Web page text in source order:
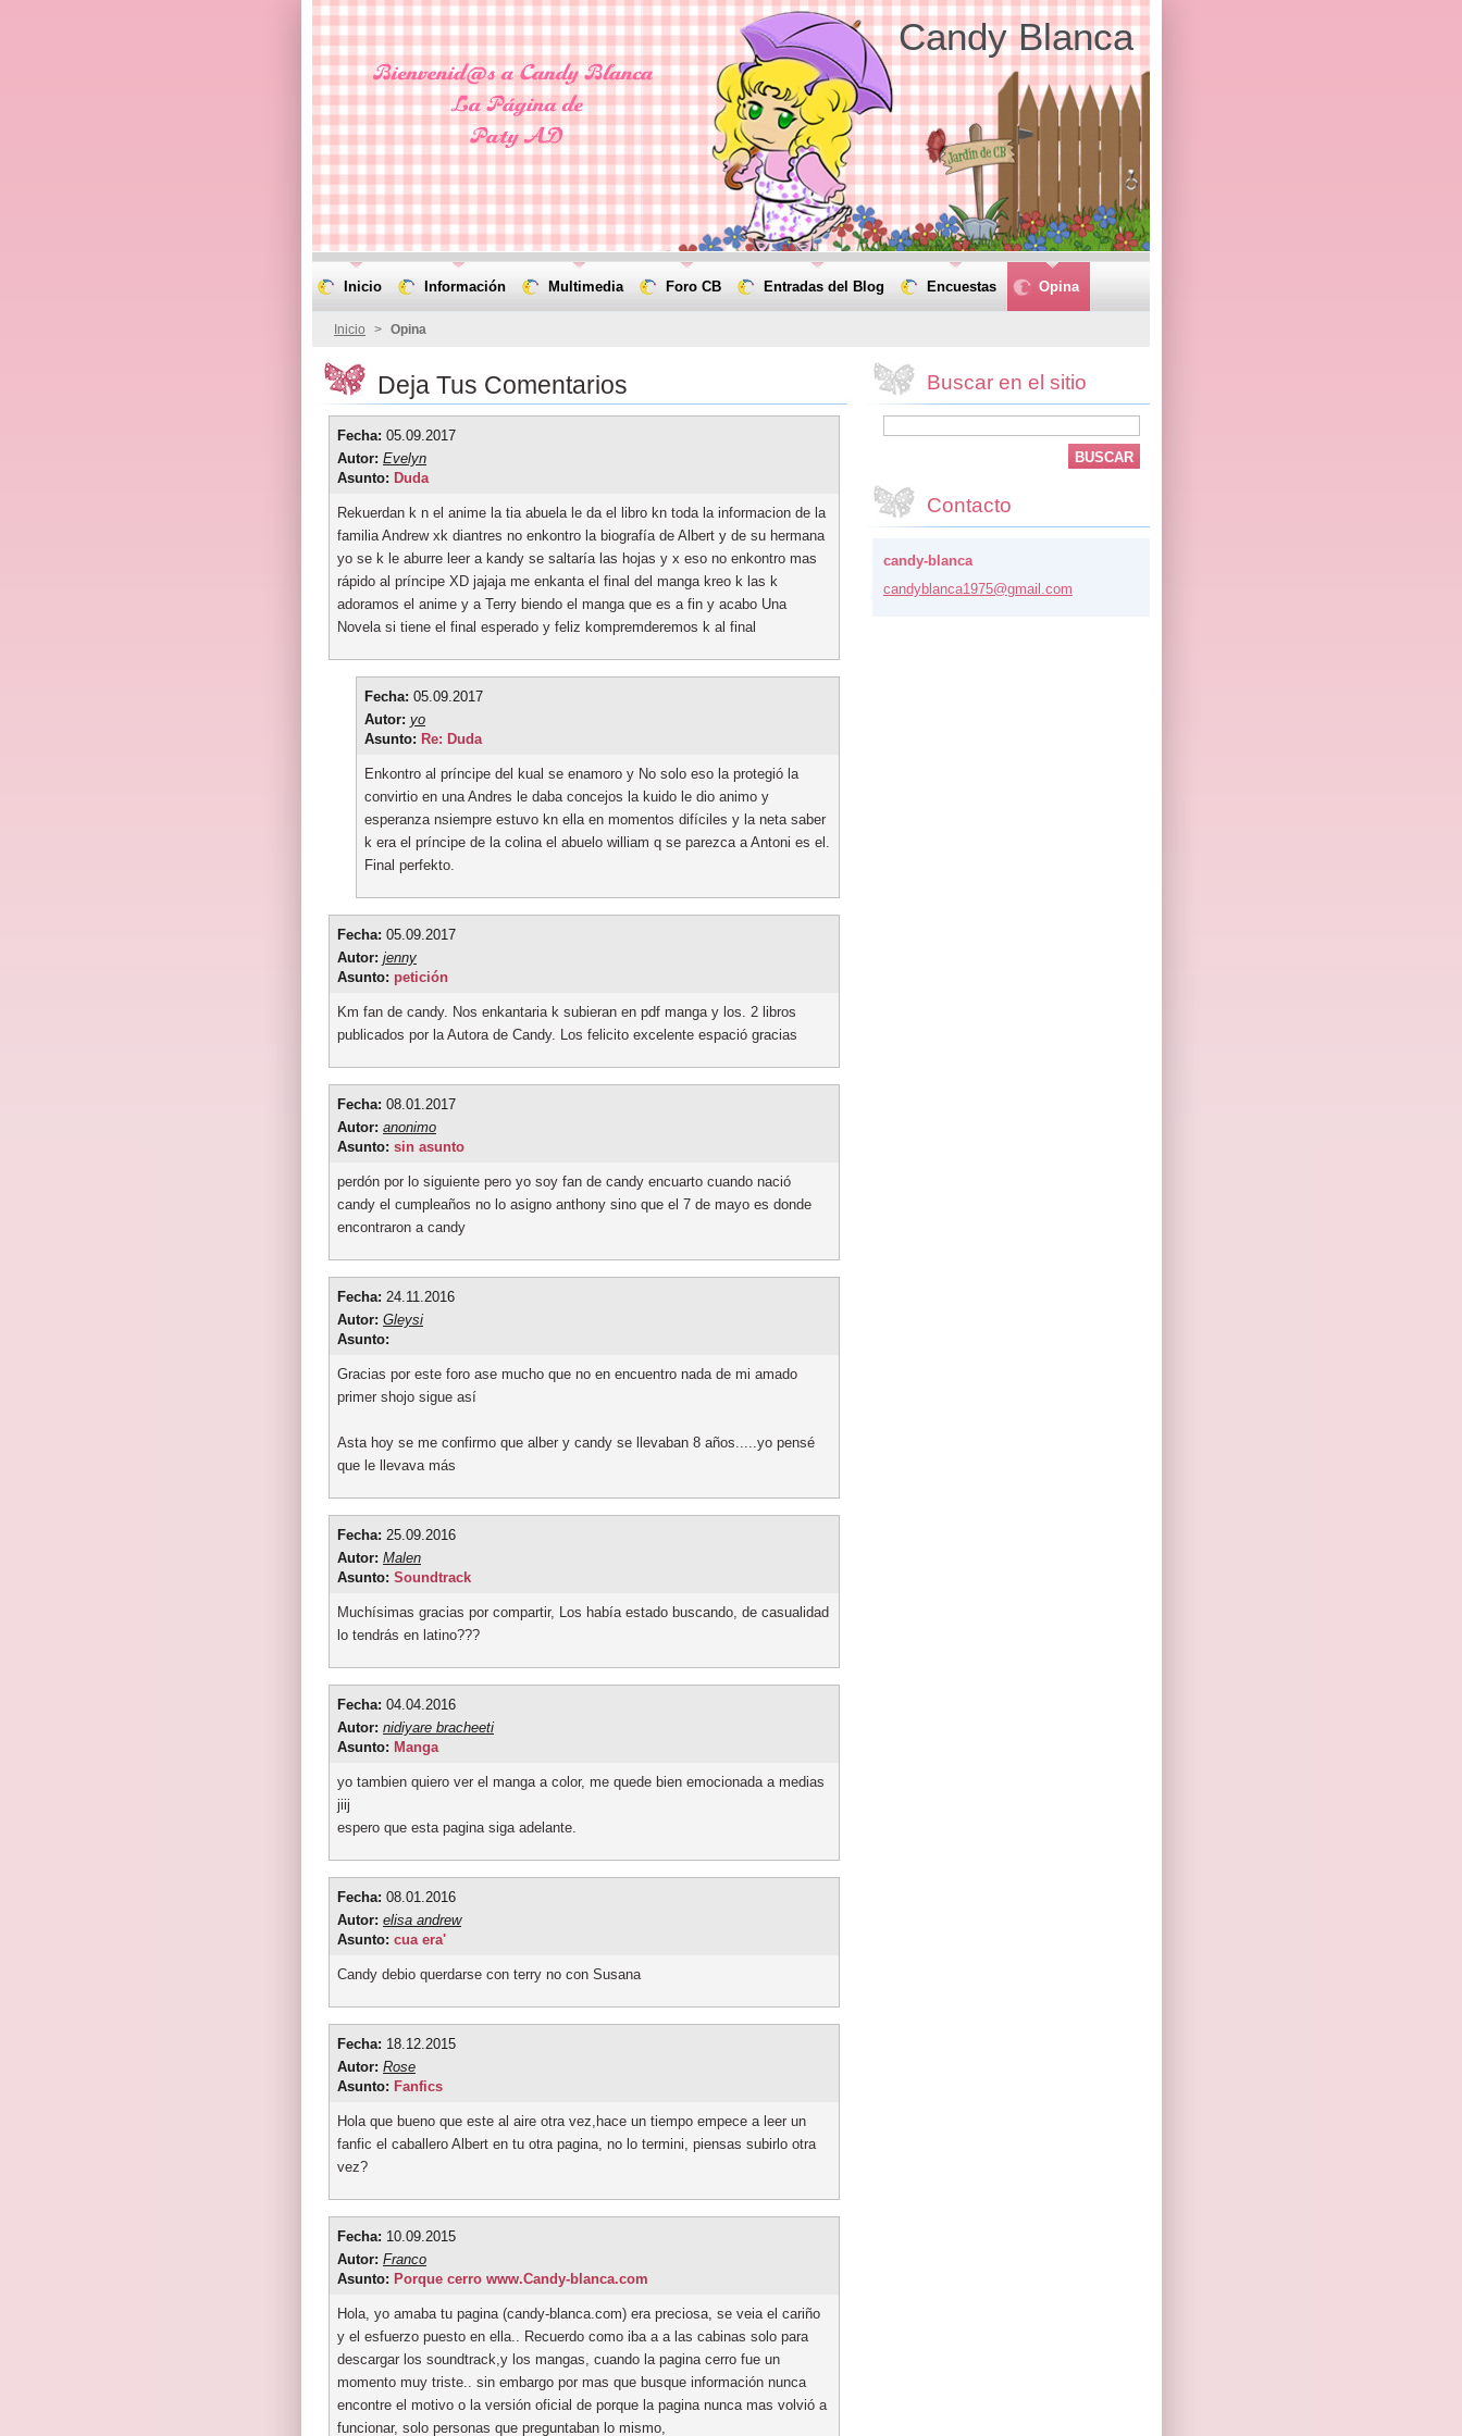
Candy Blanca
Inicio > Opina
Deja Tus Comentarios
Fecha: 05.09.2017
Autor: Evelyn
Asunto: Duda
Rekuerdan k n el anime la tia abuela le da el libro kn toda la informacion de la
familia Andrew xk diantres no enkontro la biografía de Albert y de su hermana
yo se k le aburre leer a kandy se saltaría las hojas y x eso no enkontro mas
rápido al príncipe XD jajaja me enkanta el final del manga kreo k las k
adoramos el anime y a Terry biendo el manga que es a fin y acabo Una
Novela si tiene el final esperado y feliz kompremderemos k al final
Fecha: 05.09.2017
Autor: yo
Asunto: Re: Duda
Enkontro al príncipe del kual se enamoro y No solo eso la protegió la
convirtio en una Andres le daba concejos la kuido le dio animo y
esperanza nsiempre estuvo kn ella en momentos difíciles y la neta saber
k era el príncipe de la colina el abuelo william q se parezca a Antoni es el.
Final perfekto.
Fecha: 05.09.2017
Autor: jenny
Asunto: petición
Km fan de candy. Nos enkantaria k subieran en pdf manga y los. 2 libros
publicados por la Autora de Candy. Los felicito excelente espació gracias
Fecha: 08.01.2017
Autor: anonimo
Asunto: sin asunto
perdón por lo siguiente pero yo soy fan de candy encuarto cuando nació
candy el cumpleaños no lo asigno anthony sino que el 7 de mayo es donde
encontraron a candy
Fecha: 24.11.2016
Autor: Gleysi
Asunto:
Gracias por este foro ase mucho que no en encuentro nada de mi amado
primer shojo sigue así
Asta hoy se me confirmo que alber y candy se llevaban 8 años.....yo pensé
que le llevava más
Fecha: 25.09.2016
Autor: Malen
Asunto: Soundtrack
Muchísimas gracias por compartir, Los había estado buscando, de casualidad
lo tendrás en latino???
Fecha: 04.04.2016
Autor: nidiyare bracheeti
Asunto: Manga
yo tambien quiero ver el manga a color, me quede bien emocionada a medias
jiij
espero que esta pagina siga adelante.
Fecha: 08.01.2016
Autor: elisa andrew
Asunto: cua era'
Candy debio querdarse con terry no con Susana
Fecha: 18.12.2015
Autor: Rose
Asunto: Fanfics
Hola que bueno que este al aire otra vez,hace un tiempo empece a leer un
fanfic el caballero Albert en tu otra pagina, no lo termini, piensas subirlo otra
vez?
Fecha: 10.09.2015
Autor: Franco
Asunto: Porque cerro www.Candy-blanca.com
Hola, yo amaba tu pagina (candy-blanca.com) era preciosa, se veia el cariño
y el esfuerzo puesto en ella.. Recuerdo como iba a a las cabinas solo para
descargar los soundtrack,y los mangas, cuando la pagina cerro fue un
momento muy triste.. sin embargo por mas que busque información nunca
encontre el motivo o la versión oficial de porque la pagina nunca mas volvió a
funcionar, solo personas que preguntaban lo mismo,
Buscar en el sitio
Contacto
candy-blanca
candyblanca1975@gmail.com
Inicio Información Multimedia Foro CB Entradas del Blog Encuestas Opina